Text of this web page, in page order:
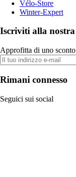
Vélo-Store
Winter-Expert
Iscriviti alla nostra
Approfitta di uno
Rimani connesso
Seguici sui social